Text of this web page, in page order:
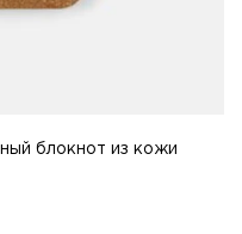
блокнот из кожи